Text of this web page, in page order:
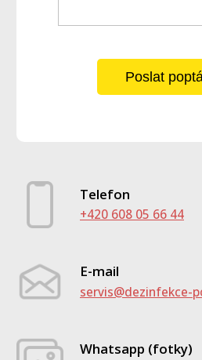
Poslat
Telefon
+420 608 05 66 44
E-mail
servis@dezinfekce-
Whatsapp (fotky)